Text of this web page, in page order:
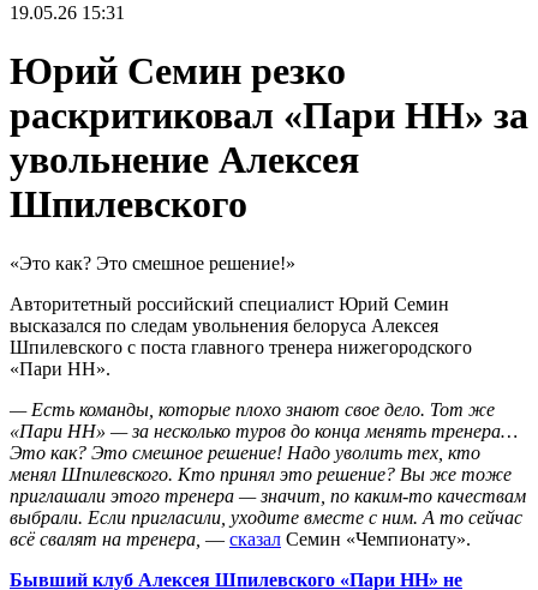
19.05.26 15:31
Юрий Семин резко
раскритиковал «Пари НН» за
увольнение Алексея
Шпилевского
«Это как? Это смешное решение!»
Авторитетный российский специалист Юрий Семин
высказался по следам увольнения белоруса Алексея
Шпилевского с поста главного тренера нижегородского
«Пари НН».
— Есть команды, которые плохо знают свое дело. Тот же
«Пари НН» — за несколько туров до конца менять тренера…
Это как? Это смешное решение! Надо уволить тех, кто
менял Шпилевского. Кто принял это решение? Вы же тоже
приглашали этого тренера — значит, по каким-то качествам
выбрали. Если пригласили, уходите вместе с ним. А то сейчас
всё свалят на тренера, — сказал Семин «Чемпионату».
Бывший клуб Алексея Шпилевского «Пари НН» не